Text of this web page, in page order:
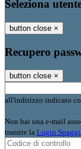
Seleziona
button close ×
Recupero
button close ×
all'indirizzo indicato
Non hai una e-mail
tramite la Login